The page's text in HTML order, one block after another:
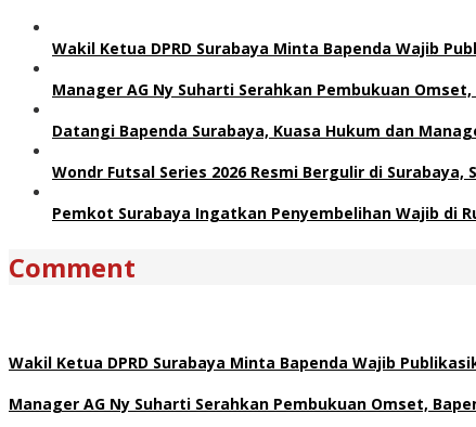
Wakil Ketua DPRD Surabaya Minta Bapenda Wajib
Manager AG Ny Suharti Serahkan Pembukuan
Datangi Bapenda Surabaya, Kuasa Hukum dan
Wondr Futsal Series 2026 Resmi Bergulir di
Pemkot Surabaya Ingatkan Penyembelihan Wajib di
Comment
Wakil Ketua DPRD Surabaya Minta Bapenda Wajib
Manager AG Ny Suharti Serahkan Pembukuan Omset,